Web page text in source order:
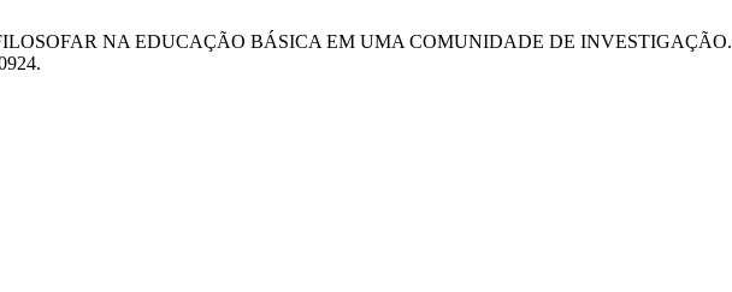
FILOSOFAR NA EDUCAÇÃO BÁSICA EM UMA COMUNIDADE DE INVESTIGAÇÃO.